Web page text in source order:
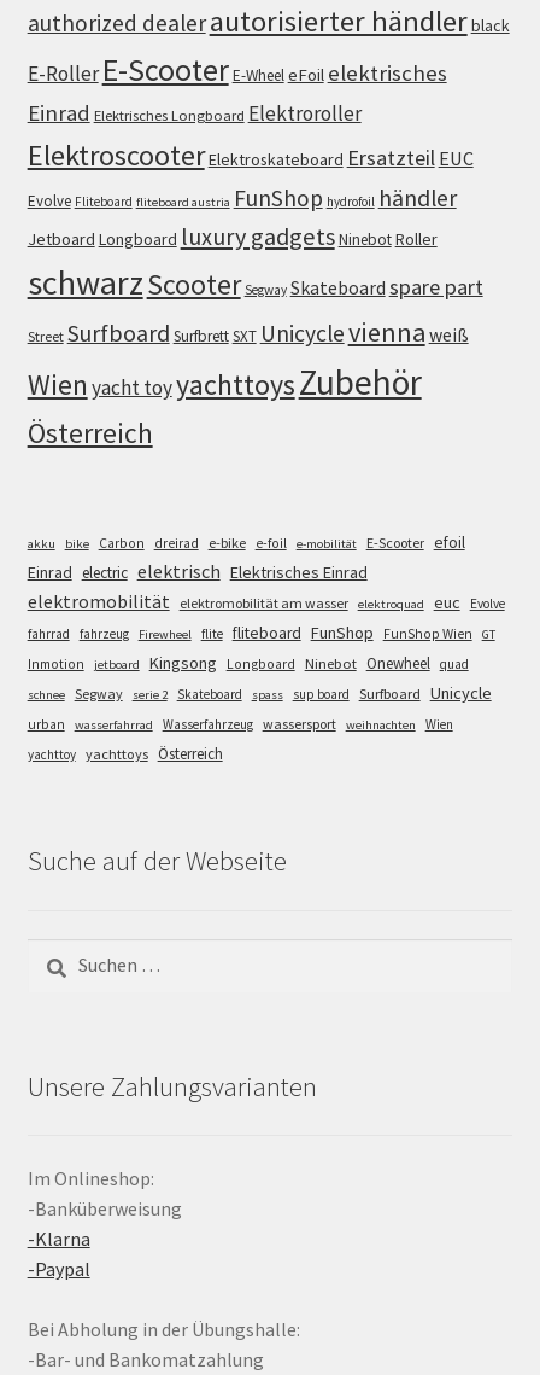
authorized dealerautorisierter händlerblack
E-Roller E-ScooterE-WheeleFoil elektrisches
Einrad Elektrisches Longboard Elektroroller
ElektroscooterElektroskateboard Ersatzteil EUC
Evolve Fliteboard fliteboard austria FunShop hydrofoil händler
Jetboard Longboard luxury gadgetsNinebotRoller
schwarzScooter Segway Skateboard spare part
Street Surfboard SurfbrettSXT Unicyclevienna weiß
Wien yacht toyyachttoysZubehör
Österreich
akku bike Carbon dreirad e-bike e-foil e-mobilität E-Scooter efoil
Einrad electric elektrisch Elektrisches Einrad
elektromobilität elektromobilität am wasser elektroquad euc
Evolve
fahrrad
fahrzeug Firewheel flite fliteboard FunShop FunShop Wien GT
Inmotion jetboard Kingsong Longboard Ninebot Onewheel quad
schnee Segway serie 2 Skateboard spass sup board Surfboard Unicycle
urban wasserfahrrad Wasserfahrzeug wassersport weihnachten
Wien
yachttoy yachttoys Österreich
Suche auf der Webseite
nach:
Unsere Zahlungsvarianten
Im Onlineshop:
-Banküberweisung
-Klarna
-Paypal
Bei Abholung in der Übungshalle:
-Bar- und Bankomatzahlung